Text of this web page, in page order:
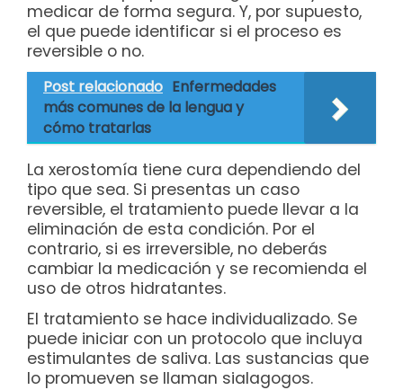
medicar de forma segura. Y, por supuesto,
el que puede identificar si el proceso es
reversible o no.
Post relacionado Enfermedades
más comunes de la lengua y
cómo tratarlas
La xerostomía tiene cura dependiendo del
tipo que sea. Si presentas un caso
reversible, el tratamiento puede llevar a la
eliminación de esta condición. Por el
contrario, si es irreversible, no deberás
cambiar la medicación y se recomienda el
uso de otros hidratantes.
El tratamiento se hace individualizado. Se
puede iniciar con un protocolo que incluya
estimulantes de saliva. Las sustancias que
lo promueven se llaman sialagogos.